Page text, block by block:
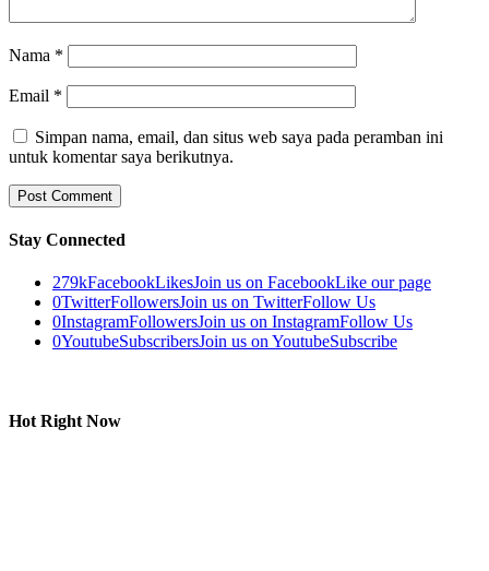
Nama *
Email *
Simpan nama, email, dan situs web saya pada peramban ini
untuk komentar saya berikutnya.
Stay Connected
279kFacebookLikesJoin us on FacebookLike our page
0TwitterFollowersJoin us on TwitterFollow Us
0InstagramFollowersJoin us on InstagramFollow Us
0YoutubeSubscribersJoin us on YoutubeSubscribe
Hot Right Now